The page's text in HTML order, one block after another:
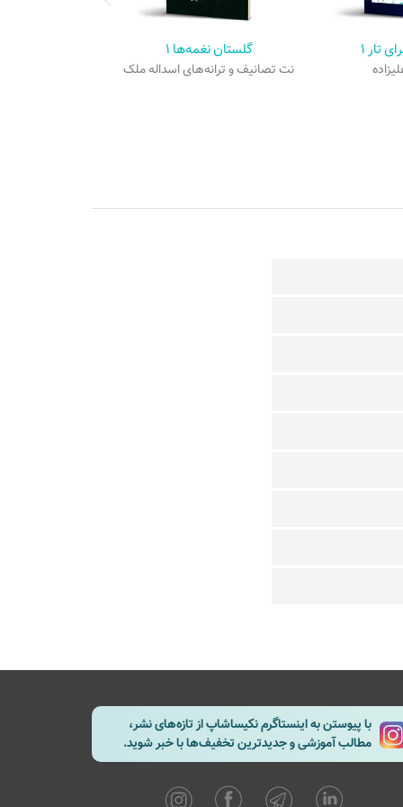
تار ۱ گلستان نغمه‌ها ۱
نت تصانیف و ترانه‌های اسداله ملک
با پیوستن به اینستاگرم نکیساشاپ از تازه‌های نشر،
مطالب آموزشی و جدیدترین تخفیف‌ها با خبر شوید.